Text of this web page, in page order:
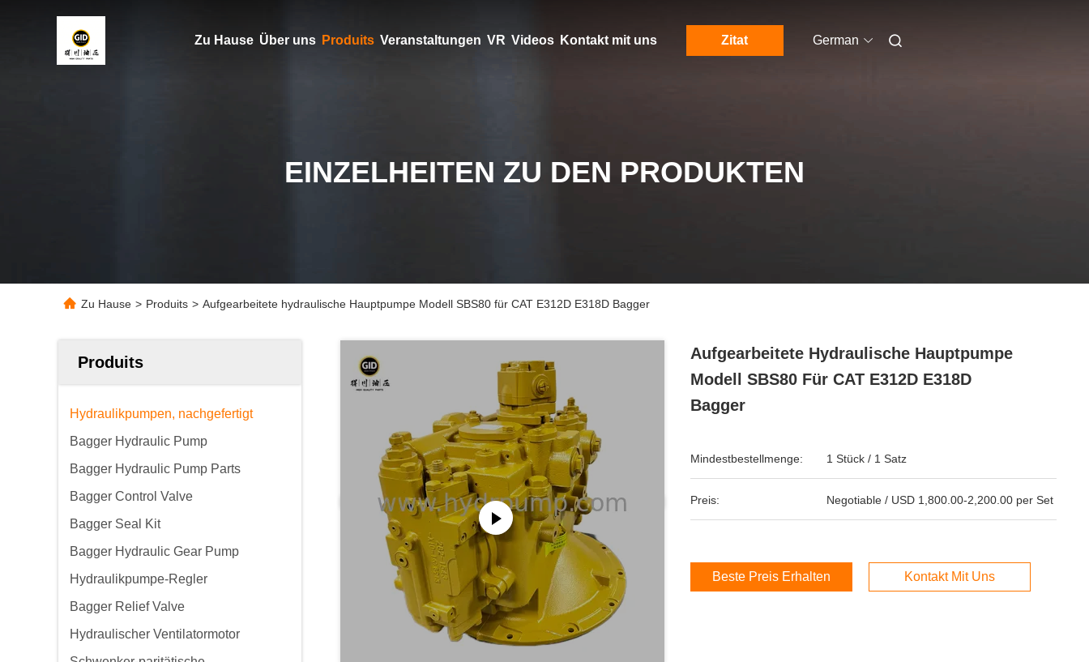
Zu Hause Über uns Produits Veranstaltungen VR Videos Kontakt mit uns Zitat German
EINZELHEITEN ZU DEN PRODUKTEN
Zu Hause > Produits > Aufgearbeitete hydraulische Hauptpumpe Modell SBS80 für CAT E312D E318D Bagger
Produits
Hydraulikpumpen, nachgefertigt
Bagger Hydraulic Pump
Bagger Hydraulic Pump Parts
Bagger Control Valve
Bagger Seal Kit
Bagger Hydraulic Gear Pump
Hydraulikpumpe-Regler
Bagger Relief Valve
Hydraulischer Ventilatormotor
Aufgearbeitete Hydraulische Hauptpumpe
Modell SBS80 Für CAT E312D E318D
Bagger
Mindestbestellmenge: 1 Stück / 1 Satz
Preis: Negotiable / USD 1,800.00-2,200.00 per Set
Beste Preis Erhalten Kontakt Mit Uns